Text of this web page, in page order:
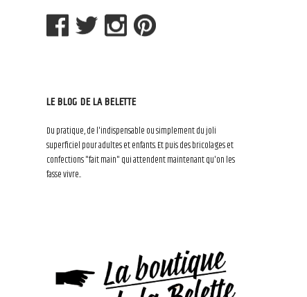
LE BLOG DE LA BELETTE
Du pratique, de l'indispensable ou simplement du joli
superficiel pour adultes et enfants. Et puis des bricolages et
confections "fait main" qui attendent maintenant qu'on les
fasse vivre...